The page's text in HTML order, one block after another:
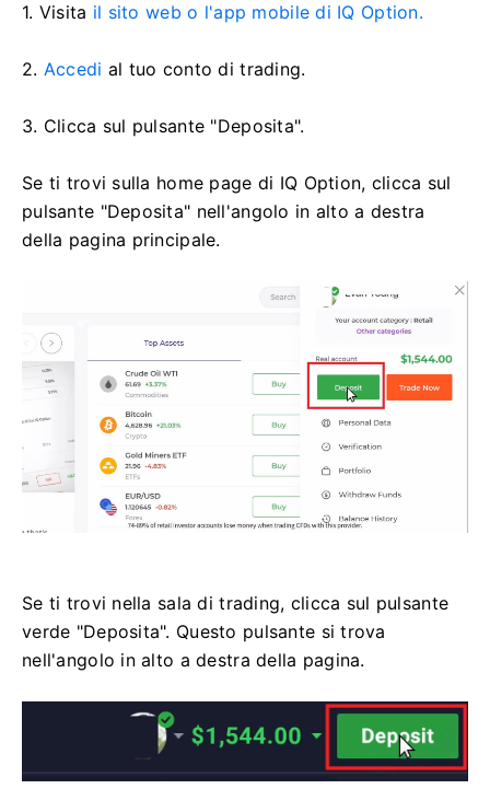
1. Visita il sito web o l'app mobile di IQ Option.
2. Accedi al tuo conto di trading.
3. Clicca sul pulsante "Deposita".
Se ti trovi sulla home page di IQ Option, clicca sul
pulsante "Deposita" nell'angolo in alto a destra
della pagina principale.
Se ti trovi nella sala di trading, clicca sul pulsante
verde "Deposita". Questo pulsante si trova
nell'angolo in alto a destra della pagina.